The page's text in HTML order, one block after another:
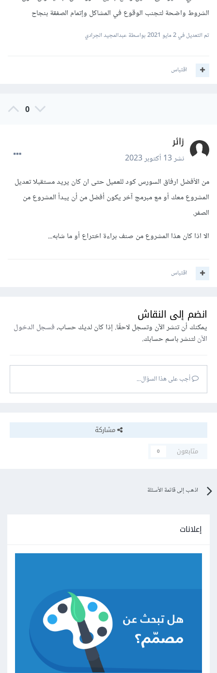
الشروط واضحة لتجنب الوقوع في المشاكل وإتمام الصفقة بنجاح
تم التعديل في2 مايو 2021 بواسطة عبدالمجيد الجرادي
اقتباس
0
زائر
نشر13 أكتوبر 2023
من الأفضل ارفاق السورس كود للعميل حتى ان كان يريد مستقبلا تعديل
المشروع معك أو مع مبرمج آخر يكون أفضل من أن يبدأ المشروع من
الصفر.
الا اذا كان هذا المشروع من صنف براءة اختراع أو ما شابه...
اقتباس
انضم إلى النقاش
يمكنك أن تنشر الآن وتسجل لاحقًا. إذا كان لديك حساب،فسجل الدخول
الآنلتنشر باسم حسابك.
أجب على هذا السؤال...
مشاركة
متابعون
0
اذهب إلى قائمة الأسئلة
إعلانات